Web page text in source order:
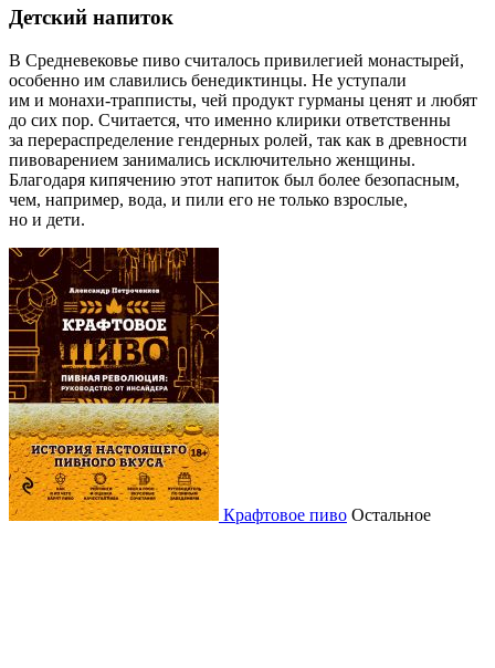
Детский напиток
В Средневековье пиво считалось привилегией монастырей,
особенно им славились бенедиктинцы. Не уступали
им и монахи-трапписты, чей продукт гурманы ценят и любят
до сих пор. Считается, что именно клирики ответственны
за перераспределение гендерных ролей, так как в древности
пивоварением занимались исключительно женщины.
Благодаря кипячению этот напиток был более безопасным,
чем, например, вода, и пили его не только взрослые,
но и дети.
Крафтовое пиво Остальное